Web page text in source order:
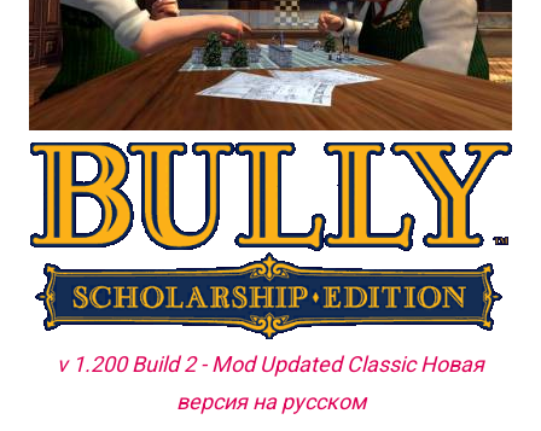
v 1.200 Build 2 - Mod Updated Classic Новая
версия на русском